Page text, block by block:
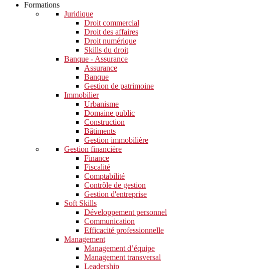
Formations
Juridique
Droit commercial
Droit des affaires
Droit numérique
Skills du droit
Banque - Assurance
Assurance
Banque
Gestion de patrimoine
Immobilier
Urbanisme
Domaine public
Construction
Bâtiments
Gestion immobilière
Gestion financière
Finance
Fiscalité
Comptabilité
Contrôle de gestion
Gestion d'entreprise
Soft Skills​
Développement personnel
Communication
Efficacité professionnelle
Management
Management d’équipe
Management transversal
Leadership